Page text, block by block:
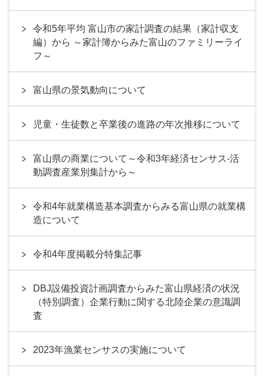
令和5年平均 富山市の家計調査の結果（家計収支
編）から ～家計簿からみた富山のファミリーライ
フ～
富山県の景気動向について
児童・生徒数と卒業後の進路の年次推移について
富山県の商業について～令和3年経済センサス-活
動調査産業別集計から～
令和4年就業構造基本調査からみる富山県の就業構
造について
令和4年度掲載分特集記事
DBJ設備投資計画調査からみた富山県経済の状況
（特別調査）企業行動に関する北陸企業の意識調
査
2023年漁業センサスの実施について